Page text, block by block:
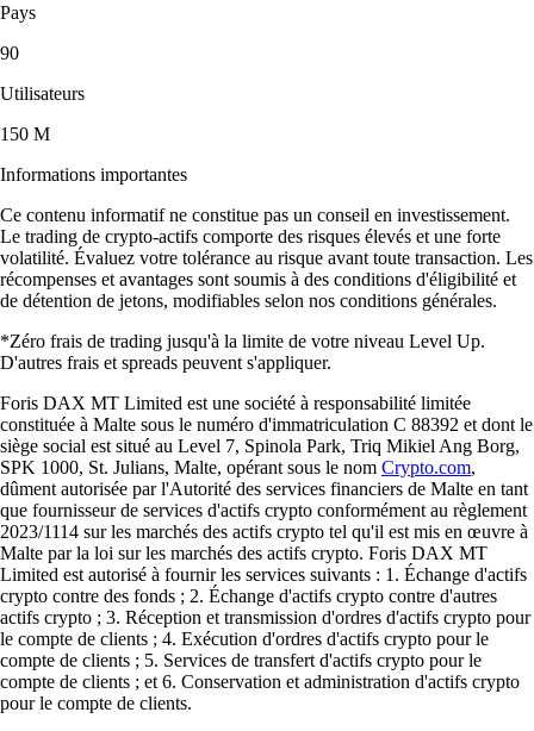
Pays
90
Utilisateurs
150 M
Informations importantes
Ce contenu informatif ne constitue pas un conseil en investissement.
Le trading de crypto-actifs comporte des risques élevés et une forte
volatilité. Évaluez votre tolérance au risque avant toute transaction. Les
récompenses et avantages sont soumis à des conditions d'éligibilité et
de détention de jetons, modifiables selon nos conditions générales.
*Zéro frais de trading jusqu'à la limite de votre niveau Level Up.
D'autres frais et spreads peuvent s'appliquer.
Foris DAX MT Limited est une société à responsabilité limitée
constituée à Malte sous le numéro d'immatriculation C 88392 et dont le
siège social est situé au Level 7, Spinola Park, Triq Mikiel Ang Borg,
SPK 1000, St. Julians, Malte, opérant sous le nom Crypto.com,
dûment autorisée par l'Autorité des services financiers de Malte en tant
que fournisseur de services d'actifs crypto conformément au règlement
2023/1114 sur les marchés des actifs crypto tel qu'il est mis en œuvre à
Malte par la loi sur les marchés des actifs crypto. Foris DAX MT
Limited est autorisé à fournir les services suivants : 1. Échange d'actifs
crypto contre des fonds ; 2. Échange d'actifs crypto contre d'autres
actifs crypto ; 3. Réception et transmission d'ordres d'actifs crypto pour
le compte de clients ; 4. Exécution d'ordres d'actifs crypto pour le
compte de clients ; 5. Services de transfert d'actifs crypto pour le
compte de clients ; et 6. Conservation et administration d'actifs crypto
pour le compte de clients.